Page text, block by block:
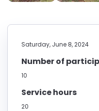
Saturday, June 8, 2024
Number of
10
Service hours
20